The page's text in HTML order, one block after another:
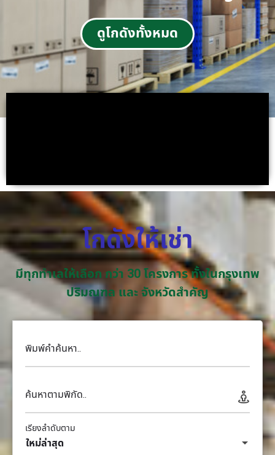
ดูโกดังทั้งหมด
โกดังให้เช่า
มีทุกทำเลให้เลือก กว่า 30 โครงการ ทั้งในกรุงเทพ
ปริมณฑล และ จังหวัดสำคัญ
พิมพ์คำค้นหา..
ค้นหาตามพิกัด..
ใหม่ล่าสุด
เรียงลำดับตาม